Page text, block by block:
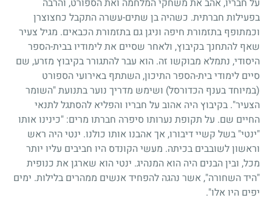
על חבריו, אהב את משחקי המלחמה ואת הספורט, והרבה
בפעילות חברתית. כשהיה בן שתים-עשרה התקבל כחצוצרן
וכמתופף בתזמורת חיפה וניגן גם בתזמורת הכבאים. מגיל צעיר
שאף להתחנך בקיבוץ, ולאחר שסיים את לימודיו בבית-הספר
היסודי, נתמלא מבוקשו זה. הוא עבר להתגורר בקיבוץ מזרע, שם
סיים לימודי בית-הספר התיכון, השתתף באירועי הספורט
(במיוחד בענף הכדורסל) ושימש מדריך נוער בתנועת "השומר
הצעיר". בקיבוץ היה אהוב על חבריו והפליא להסתגל לתנאי
החיים שם. על תקופת נערותו סיפרה חברתו מרים: "כינינו אותו
"ינטי" בשל קשיי דיבורו, אך אהבנו אותו כולנו. ינטי היה ראש
וראשון לשובבים בכיתה. מעשי הקונדס היו חביבים עליו יותר
מכל, ובין הבנים היה הוא המנהיג. ינטי הוא שארגן את כנופית
"היד השחורה", אשר נהגה להפחיד אנשים ממהרים בלילות. ימים
יפים היו אלו".